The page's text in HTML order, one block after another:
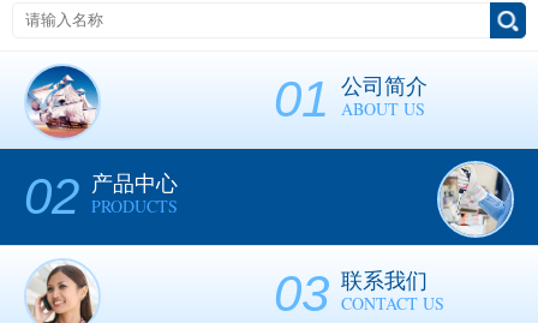
01 公司简介
ABOUT US
02 产品中心
PRODUCTS
03 联系我们
CONTACT US